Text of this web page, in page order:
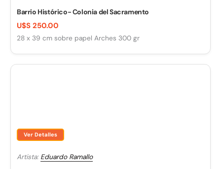
Barrio Histórico- Colonia del Sacramento
U$S 250.00
28 x 39 cm sobre papel Arches 300 gr
Ver Detalles
Artista: Eduardo Ramallo